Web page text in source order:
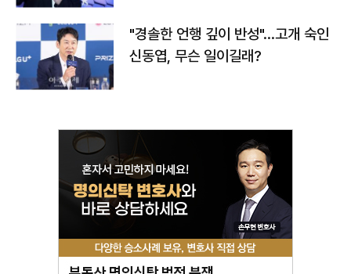
"경솔한 언행 깊이 반성"…고개 숙인
신동엽, 무슨 일이길래?